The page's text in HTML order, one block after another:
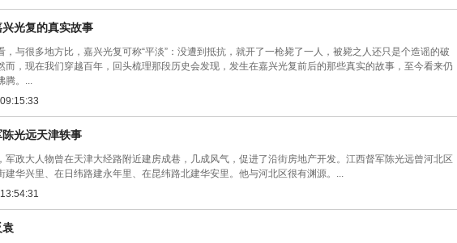
光复的真实故事
，与很多地方比，嘉兴光复可称“平淡”：没遭到抵抗，就开了一枪毙了一人，被毙之人还只是个造谣的破
而，现在我们穿越百年，回头梳理那段历史会发现，发生在嘉兴光复前后的那些真实的故事，至今看来仍
腾。...
光远天津轶事
军政大人物曾在天津大经路附近建房成巷，几成风气，促进了沿街房地产开发。江西督军陈光远曾河北区
建华兴里、在日纬路建永年里、在昆纬路北建华安里。他与河北区很有渊源。...
袁